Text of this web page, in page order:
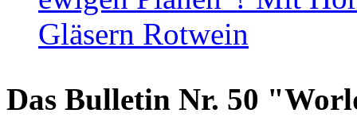
Gläsern Rotwein
Das Bulletin Nr. 50